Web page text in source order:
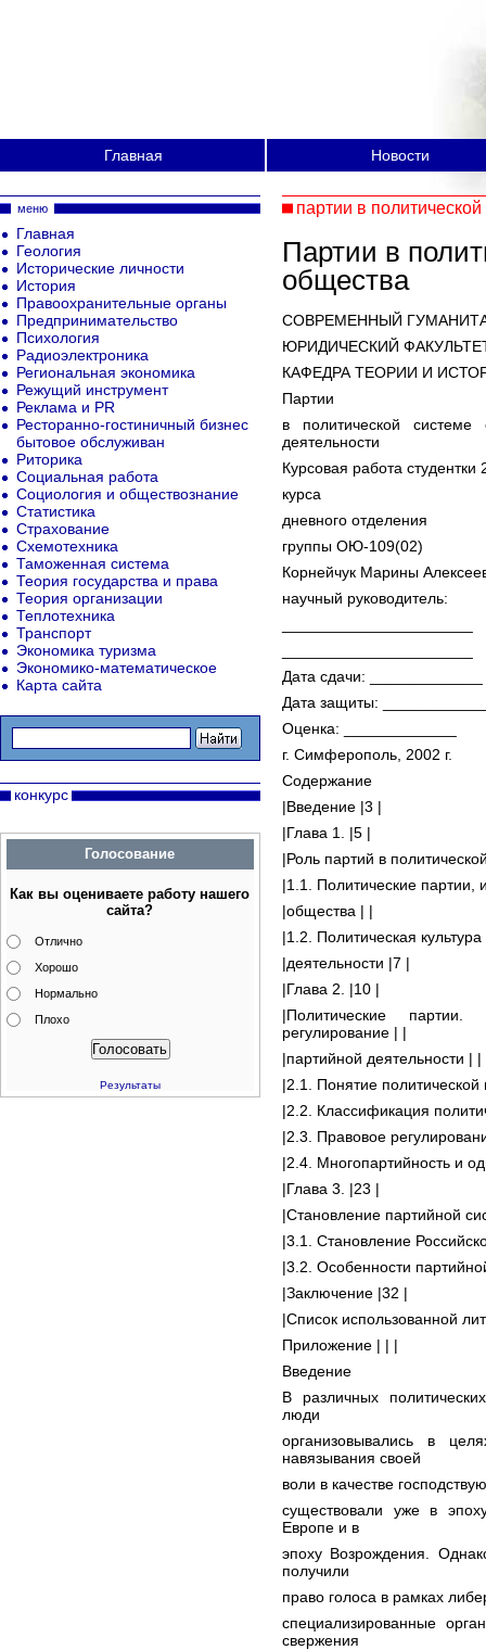
Главная Новости
партии в
Партии в
общества
СОВРЕМЕННЫЙ
ЮРИДИЧЕСКИЙ
КАФЕДРА ТЕОРИИ И
Партии
в политической системе
деятельности
Курсовая работа студентки
курса
дневного отделения
группы ОЮ-109(02)
Корнейчук Марины
научный руководитель:
Дата сдачи: _____________
Дата защиты:
Оценка: _____________
г. Симферополь, 2002 г.
Содержание
|Введение |3 |
|Глава 1. |5 |
|Роль партий в
|1.1. Политические партии,
|общества | |
|1.2. Политическая
|деятельности |7 |
|Глава 2. |10 |
|Политические партии.
регулирование | |
|партийной деятельности | |
|2.1. Понятие политической
|2.2. Классификация
|2.3. Правовое
|2.4. Многопартийность и
|Глава 3. |23 |
|Становление партийной
|3.1. Становление
|3.2. Особенности
|Заключение |32 |
|Список использованной
Приложение | | |
Введение
В различных
люди
организовывались в
навязывания своей
воли в качестве
существовали уже в
Европе и в
эпоху Возрождения.
получили
право голоса в рамках
специализированные
свержения
меню
Главная
Геология
Исторические личности
История
Правоохранительные органы
Предпринимательство
Психология
Радиоэлектроника
Региональная экономика
Режущий инструмент
Реклама и PR
Ресторанно-гостиничный бизнес
бытовое обслуживан
Риторика
Социальная работа
Социология и обществознание
Статистика
Страхование
Схемотехника
Таможенная система
Теория государства и права
Теория организации
Теплотехника
Транспорт
Экономика туризма
Экономико-математическое
Карта сайта
конкурс
Голосование
Как вы оцениваете работу нашего
сайта?
Отлично
Хорошо
Нормально
Плохо
Результаты